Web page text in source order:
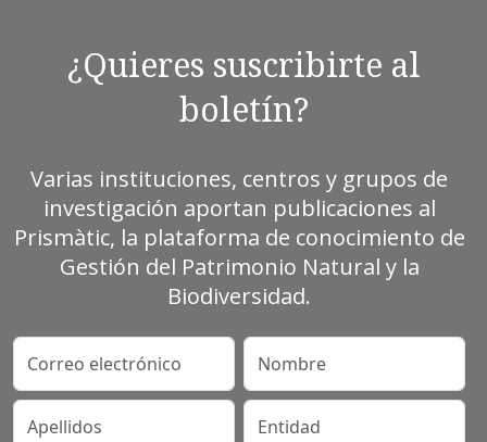
¿Quieres suscribirte al
boletín?
Varias instituciones, centros y grupos de
investigación aportan publicaciones al
Prismàtic, la plataforma de conocimiento de
Gestión del Patrimonio Natural y la
Biodiversidad.
Correo electrónico Nombre
Apellidos Entidad